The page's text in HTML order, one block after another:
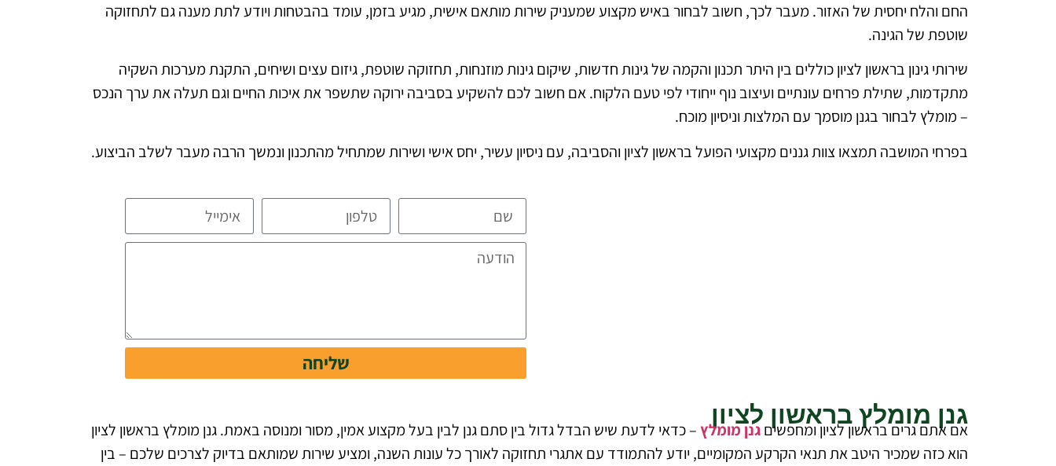
החם והלח יחסית של האזור. מעבר לכך, חשוב לבחור באיש מקצוע שמעניק שירות מותאם אישית, מגיע בזמן, עומד בהבטחות ויודע לתת מענה גם לתחזוקה
שוטפת של הגינה.
שירותי גינון בראשון לציון כוללים בין היתר תכנון והקמה של גינות חדשות, שיקום גינות מוזנחות, תחזוקה שוטפת, גיזום עצים ושיחים, התקנת מערכות השקיה
מתקדמות, שתילת פרחים עונתיים ועיצוב נוף ייחודי לפי טעם הלקוח. אם חשוב לכם להשקיע בסביבה ירוקה שתשפר את איכות החיים וגם תעלה את ערך הנכס
– מומלץ לבחור בגנן מוסמך עם המלצות וניסיון מוכח.
בפרחי המושבה תמצאו צוות גננים מקצועי הפועל בראשון לציון והסביבה, עם ניסיון עשיר, יחס אישי ושירות שמתחיל מהתכנון ונמשך הרבה מעבר לשלב הביצוע.
שליחה
גנן מומלץ בראשון לציון
אם אתם גרים בראשון לציון ומחפשיםגנן מומלץ– כדאי לדעת שיש הבדל גדול בין סתם גנן לבין בעל מקצוע אמין, מסור ומנוסה באמת. גנן מומלץ בראשון לציון
הוא כזה שמכיר היטב את תנאי הקרקע המקומיים, יודע להתמודד עם אתגרי תחזוקה לאורך כל עונות השנה, ומציע שירות שמותאם בדיוק לצרכים שלכם – בין